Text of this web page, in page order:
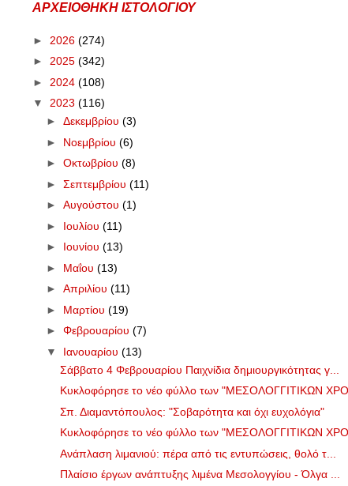
ΑΡΧΕΙΟΘΗΚΗ ΙΣΤΟΛΟΓΙΟΥ
► 2026 (274)
► 2025 (342)
► 2024 (108)
▼ 2023 (116)
► Δεκεμβρίου (3)
► Νοεμβρίου (6)
► Οκτωβρίου (8)
► Σεπτεμβρίου (11)
► Αυγούστου (1)
► Ιουλίου (11)
► Ιουνίου (13)
► Μαΐου (13)
► Απριλίου (11)
► Μαρτίου (19)
► Φεβρουαρίου (7)
▼ Ιανουαρίου (13)
Σάββατο 4 Φεβρουαρίου Παιχνίδια δημιουργικότητας γ...
Κυκλοφόρησε το νέο φύλλο των "ΜΕΣΟΛΟΓΓΙΤΙΚΩΝ
Σπ. Διαμαντόπουλος: "Σοβαρότητα και όχι ευχολόγια"
Κυκλοφόρησε το νέο φύλλο των "ΜΕΣΟΛΟΓΓΙΤΙΚΩΝ
Ανάπλαση λιμανιού: πέρα από τις εντυπώσεις, θολό τ...
Πλαίσιο έργων ανάπτυξης λιμένα Μεσολογγίου - Όλγα ...